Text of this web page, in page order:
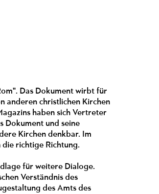
Das Dokument wirbt für
anderen christlichen Kirchen
haben sich Vertreter
Dokument und seine
Kirchen denkbar. Im
richtige Richtung.
für weitere Dialoge.
Verständnis des
des Amts des